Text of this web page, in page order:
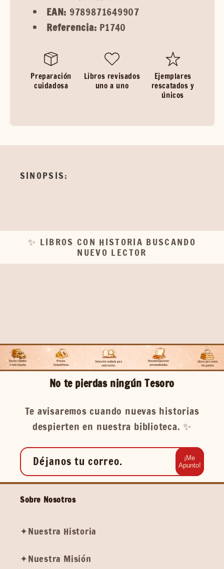
EAN: 9789871649907
Referencia: P1740
Preparación
cuidadosa
Libros revisados
uno a uno
Ejemplares
rescatados y
únicos
SINOPSIS:
✨ LIBROS CON HISTORIA BUSCANDO
NUEVO LECTOR
No te pierdas ningún Tesoro
Te avisaremos cuando nuevas historias
despierten en nuestra biblioteca. ✨️
Déjanos tu correo.
¡Me
Apunto!
Sobre Nosotros
✦Nuestra Historia
✦Nuestra Misión